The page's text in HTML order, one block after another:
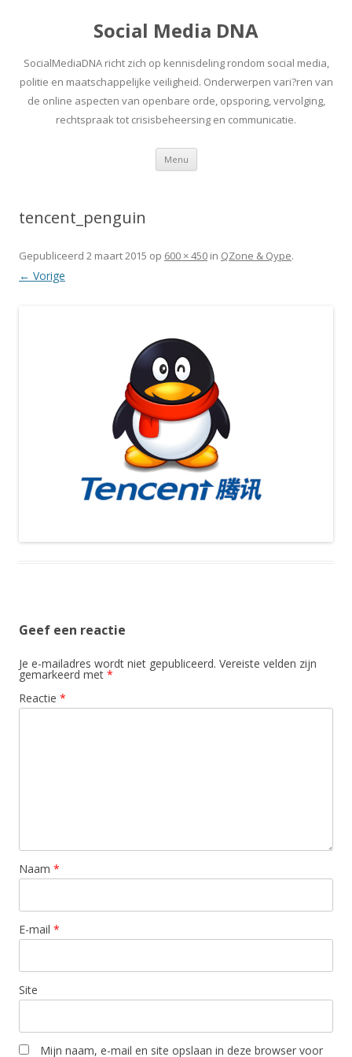
Social Media DNA
SocialMediaDNA richt zich op kennisdeling rondom social media,
politie en maatschappelijke veiligheid. Onderwerpen vari?ren van
de online aspecten van openbare orde, opsporing, vervolging,
rechtspraak tot crisisbeheersing en communicatie.
Menu Spring
inhoud
tencent_penguin
Gepubliceerd 2 maart 2015 op 600 × 450 in QZone & Qype.
← Vorige
Geef een reactie
Je e-mailadres wordt niet gepubliceerd. Vereiste velden zijn
gemarkeerd met *
Reactie *
Naam *
E-mail *
Site
Mijn naam, e-mail en site opslaan in deze browser voor